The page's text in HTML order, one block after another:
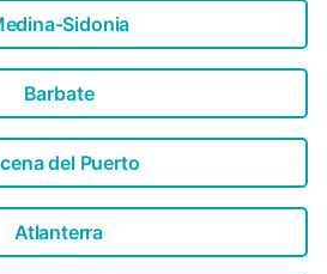
Sidonia
Barbate
del Puerto
Atlanterra